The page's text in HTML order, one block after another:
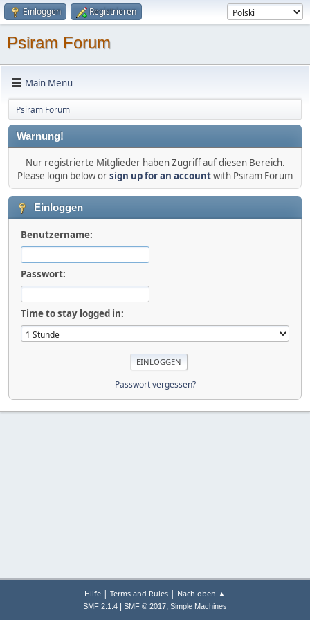
Einloggen Registrieren
Psiram Forum
Main Menu
Psiram Forum
Warnung!
Nur registrierte Mitglieder haben Zugriff auf diesen Bereich.
Please login below orsign up for an accountwith Psiram Forum
Einloggen
Benutzername:
Passwort:
Time to stay logged in:
Passwort vergessen?
Hilfe | Terms and Rules | Nach oben ▲
SMF 2.1.4 SMF © 2017, Simple Machines